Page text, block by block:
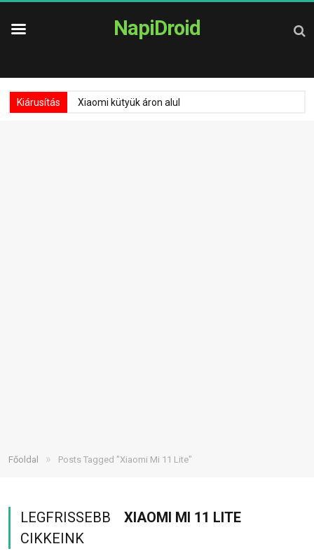
NapiDroid
Kiárusítás Xiaomi kütyük áron alul
Főoldal » Posts Tagged "Xiaomi Mi 11 Lite"
LEGFRISSEBB
XIAOMI MI 11 LITE
CIKKEINK